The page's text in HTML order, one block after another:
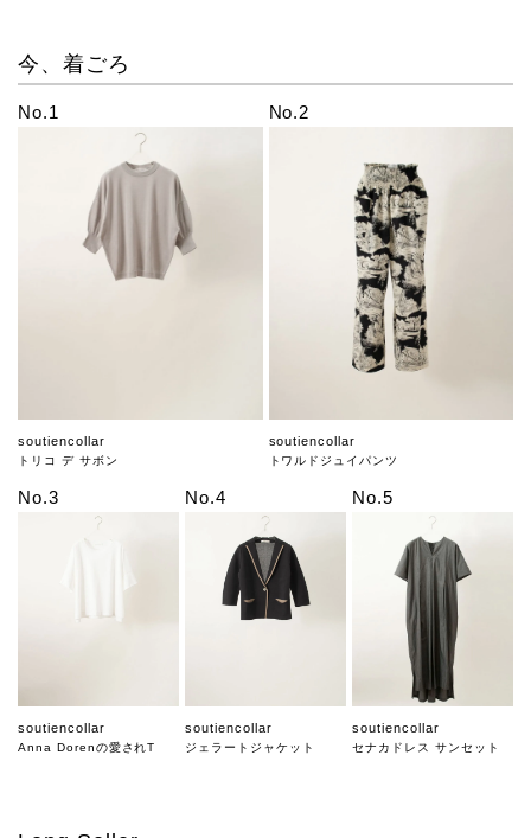
今、着ごろ
No.1
soutiencollar
トリコ デ サボン
No.2
soutiencollar
トワルドジュイパンツ
No.3
soutiencollar
Anna Dorenの愛されT
No.4
soutiencollar
ジェラートジャケット
No.5
soutiencollar
セナカドレス サンセット